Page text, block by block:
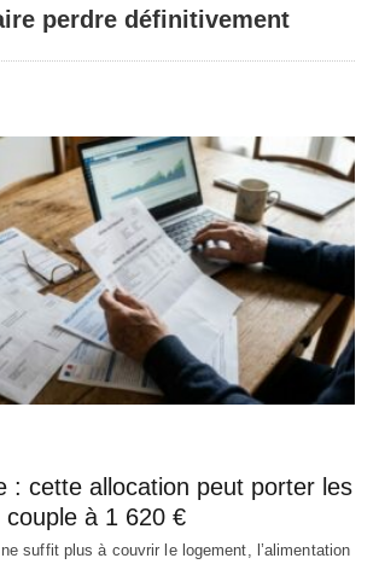
perdre définitivement
: cette allocation peut porter les
couple à 1 620 €
suffit plus à couvrir le logement, l’alimentation